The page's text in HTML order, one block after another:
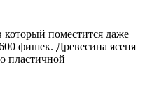
поместится даже
фишек. Древесина ясеня
пластичной